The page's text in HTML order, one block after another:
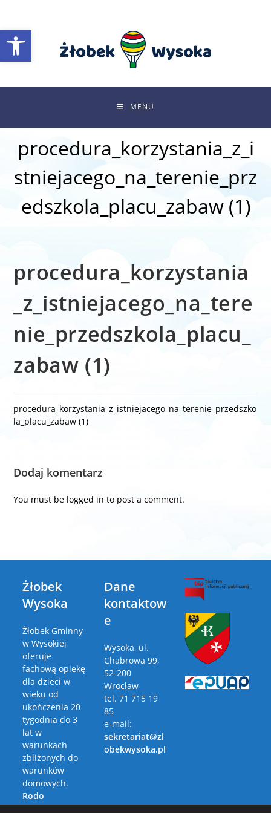
Otwórz pasek narzędzi
content
MENU
procedura_korzystania_z_i
stniejacego_na_terenie_prz
edszkola_placu_zabaw (1)
procedura_korzystania
_z_istniejacego_na_tere
nie_przedszkola_placu_
zabaw (1)
procedura_korzystania_z_istniejacego_na_terenie_przedszko
la_placu_zabaw (1)
Dodaj komentarz
You must be logged in to post a comment.
Żłobek
Wysoka
Żłobek Gminny
w Wysokiej
oferuje
fachową opiekę
dla dzieci w
wieku od
ukończenia 20
tygodnia do 3
lat w
warunkach
zbliżonych do
warunków
domowych.
Rodo
Polityka
Dane
kontaktow
e
Wysoka, ul.
Chabrowa 99,
52-200
Wrocław
tel. 71 715 19
85
e-mail:
sekretariat@zl
obekwysoka.pl